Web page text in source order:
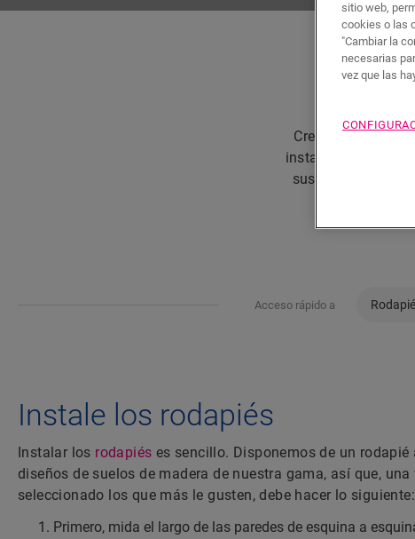
Creemos que si
instalar un suelo
sus espacios de
Acceso rápido a
Instale los rodapiés
Instalar los rodapiés es sencillo. Disponemos de un
diseños de suelos de madera de nuestra gama, así que, una
seleccionado los que más le gusten, debe hacer lo siguiente:
Primero, mida el largo de las paredes de esquina a
sitio web,
cookies o las
"Cambiar la
necesarias
vez que las